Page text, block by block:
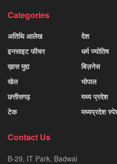
Categories
अतिथि आलेख
इनसाइट फीचर
ख़ास मुद्दा
खेल
छत्तीसगढ़
टेक
देश
धर्म ज्योतिष
बिज़नेस
भोपाल
मध्य प्रदेश
मध्यप्रदेश
Contact Us
B-29, IT Park, Badwai